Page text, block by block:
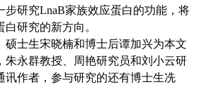
步研究LnaB家族效应蛋白的功能，将
研究的新方向。
硕士生宋晓楠和博士后谭加兴为本文
朱永群教授、周艳研究员和刘小云研
讯作者，参与研究的还有博士生冼